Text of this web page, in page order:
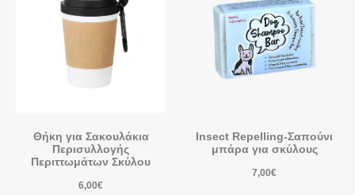
Θήκη για Σακουλάκια
Περισυλλογής
Περιττωμάτων Σκύλου
6,00€
Insect Repelling-Σαπούνι
μπάρα για σκύλους
7,00€